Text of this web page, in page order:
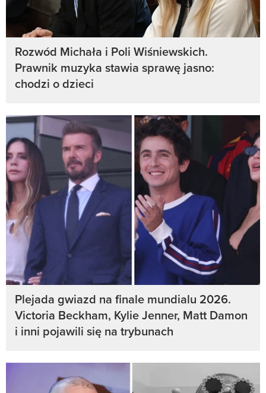
Rozwód Michała i Poli Wiśniewskich.
Prawnik muzyka stawia sprawę jasno:
chodzi o dzieci
Plejada gwiazd na finale mundialu 2026.
Victoria Beckham, Kylie Jenner, Matt Damon
i inni pojawili się na trybunach